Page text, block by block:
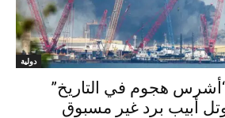
دولية
هجوم في التاريخ”
أبيب برد غير مسبوق